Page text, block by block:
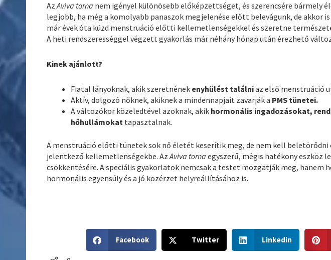
AzAviva torna nem igényel különösebb előképzettséget, és szerencsére bármely
legjobb, ha még a komolyabb panaszok megjelenése előtt belevágunk, de akkor
már évek óta küzd menstruáció előtti kellemetlenségekkel és szeretne
A heti rendszerességgel végzett gyakorlás már néhány hónap után érezhető
Kinek ajánlott?
Fiatal lányoknak, akik szeretnének enyhülést találniaz első menstruáció
Aktív, dolgozó nőknek, akiknek a mindennapjait zavarják a PMS tünetei.
A változókor közeledtével azoknak, akik hormonális ingadozásokat,
hőhullámokat tapasztalnak.
A menstruáció előtti tünetek sok nő életét keserítik meg, de nem kell beletörődni
jelentkező kellemetlenségekbe. AzAviva torna egyszerű, mégis hatékony eszköz
csökkentésére. A speciális gyakorlatok nemcsak a testet mozgatják meg, hanem
hormonális egyensúly és a jó közérzet helyreállításához is.
h
Facebook
h
Twitter
h
Linkedin
h